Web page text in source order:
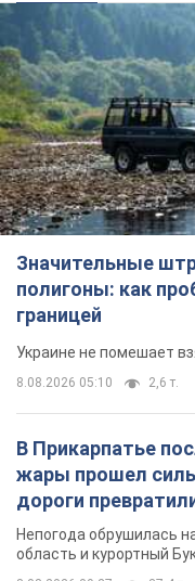
Значительные
полигоны: как
границей
Украине не помешает
8.08.2026 05:10 2,6 т.
В Прикарпатье
жары прошел
дороги
Непогода обрушилась
Женщине
долга за газ из-за
неисправного
вынес
8.08.2026 14:43 32,0 т.